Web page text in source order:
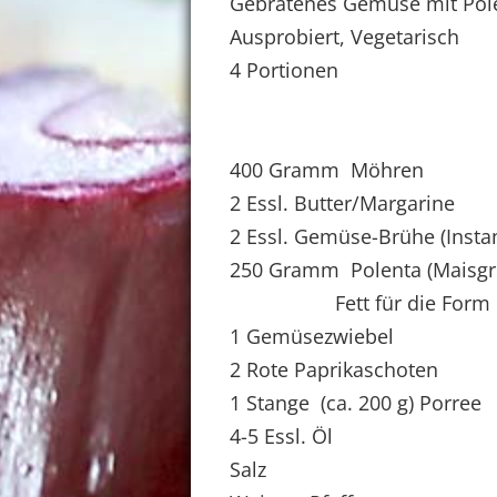
Ausprobiert, Vegetarisch
4 Portionen
400 Gramm Möhren
2 Essl. Butter/Margarine
2 Essl. Gemüse-Brühe
250 Gramm Polenta
Fett für die Form
1 Gemüsezwiebel
2 Rote Paprikaschoten
1 Stange (ca. 200 g) Porree
4-5 Essl. Öl
Salz